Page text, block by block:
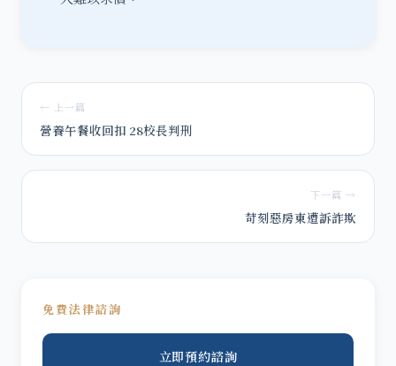
← 上一篇
營養午餐收回扣 28校長判刑
下一篇 →
苛刻惡房東遭訴詐欺
免費法律諮詢
立即預約諮詢